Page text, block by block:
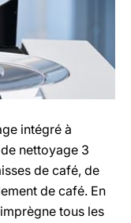
intégré à
nettoyage 3
de café, de
de café. En
tous les